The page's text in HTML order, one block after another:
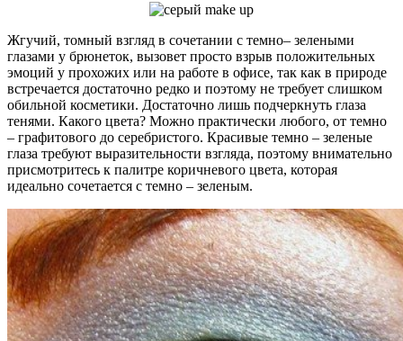
Жгучий, томный взгляд в сочетании с темно– зелеными
глазами у брюнеток, вызовет просто взрыв положительных
эмоций у прохожих или на работе в офисе, так как в природе
встречается достаточно редко и поэтому не требует слишком
обильной косметики. Достаточно лишь подчеркнуть глаза
тенями. Какого цвета? Можно практически любого, от темно
– графитового до серебристого. Красивые темно – зеленые
глаза требуют выразительности взгляда, поэтому внимательно
присмотритесь к палитре коричневого цвета, которая
идеально сочетается с темно – зеленым.